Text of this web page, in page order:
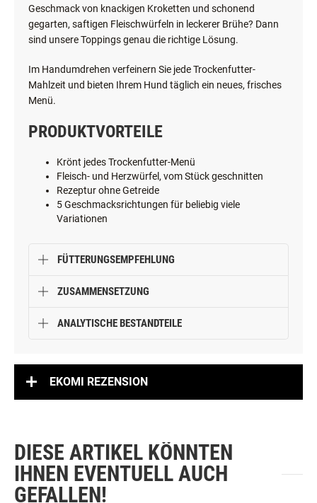
Geschmack von knackigen Kroketten und schonend
gegarten, saftigen Fleischwürfeln in leckerer Brühe? Dann
sind unsere Toppings genau die richtige Lösung.
Im Handumdrehen verfeinern Sie jede Trockenfutter-
Mahlzeit und bieten Ihrem Hund täglich ein neues, frisches
Menü.
PRODUKTVORTEILE
Krönt jedes Trockenfutter-Menü
Fleisch- und Herzwürfel, vom Stück geschnitten
Rezeptur ohne Getreide
5 Geschmacksrichtungen für beliebig viele
Variationen
FÜTTERUNGSEMPFEHLUNG
ZUSAMMENSETZUNG
ANALYTISCHE BESTANDTEILE
EKOMI REZENSION
DIESE ARTIKEL KÖNNTEN
IHNEN EVENTUELL AUCH
GEFALLEN!